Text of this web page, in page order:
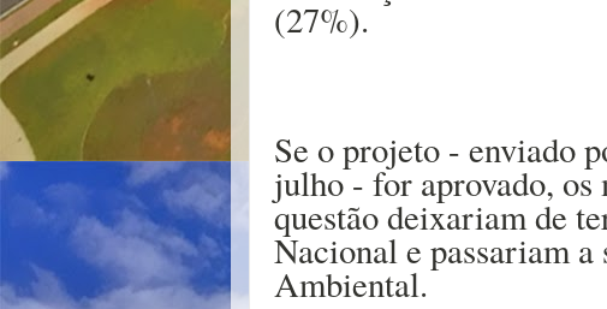
(27%).
Se o projeto - enviado
julho - for aprovado, os
questão deixariam de
Nacional e passariam
Ambiental.